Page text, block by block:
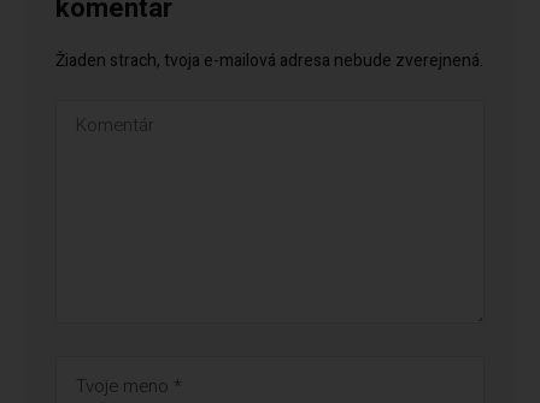
komentár
Žiaden strach, tvoja e-mailová adresa nebude zverejnená.